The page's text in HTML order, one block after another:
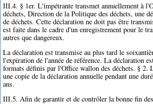
III.4. § 1er. L'impétrante transmet annuellement à
déchets, Direction de la Politique des déchets, une
de déchets. Cette déclaration ne doit pas être
est faite dans le cadre d'un enregistrement pour le
autres que dangereux.
La déclaration est transmise au plus tard le
l'expiration de l'année de référence. La déclaration
formats définis par l'Office wallon des déchets. § 2.
une copie de la déclaration annuelle pendant une
ans.
III.5. Afin de garantir et de contrôler la bonne fin